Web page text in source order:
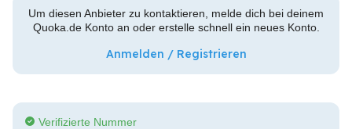
Um diesen Anbieter zu kontaktieren, melde dich bei deinem
Quoka.de Konto an oder erstelle schnell ein neues Konto.
Anmelden / Registrieren
Verifizierte Nummer